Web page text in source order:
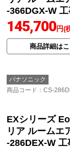
商品詳細は
パナソニック
商品コード：CS-
GXシリーズ
リア ルームエ
145,700 円(
商品詳細は